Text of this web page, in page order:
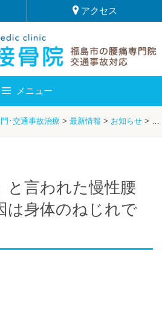
アクセス
メニュー
･交通事故治療 > 最新情報 > お知らせ > 「
と言われた慢性腰
は身体のねじれで